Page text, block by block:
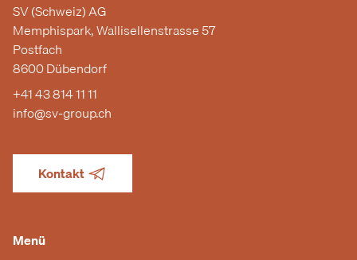
SV (Schweiz) AG
Memphispark, Wallisellenstrasse 57
Postfach
8600 Dübendorf
+41 43 814 11 11
info@sv-group.ch
Kontakt
Menü